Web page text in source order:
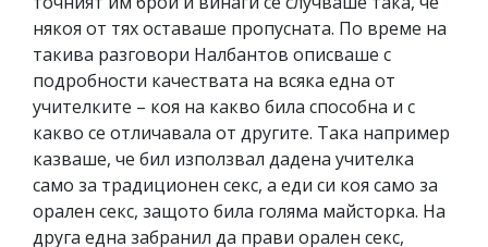
някоя от тях оставаше пропусната. По време на
такива разговори Налбантов описваше с
подробности качествата на всяка една от
учителките – коя на какво била способна и с
какво се отличавала от другите. Така например
казваше, че бил използвал дадена учителка
само за традиционен секс, а еди си коя само за
орален секс, защото била голяма майсторка. На
друга една забранил да прави орален секс,